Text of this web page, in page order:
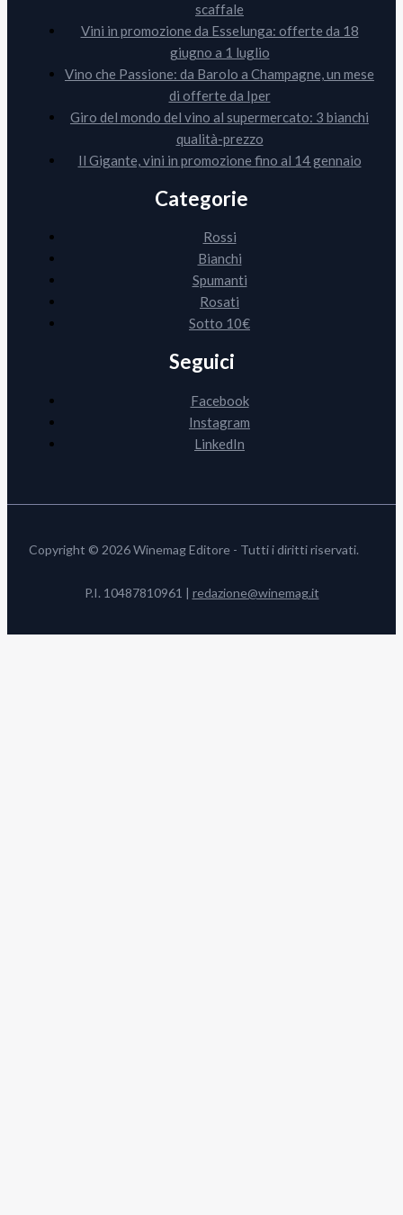
scaffale
Vini in promozione da Esselunga: offerte da 18
giugno a 1 luglio
Vino che Passione: da Barolo a Champagne, un mese
di offerte da Iper
Giro del mondo del vino al supermercato: 3 bianchi
qualità-prezzo
Il Gigante, vini in promozione fino al 14 gennaio
Categorie
Rossi
Bianchi
Spumanti
Rosati
Sotto 10€
Seguici
Facebook
Instagram
LinkedIn
Copyright © 2026 Winemag Editore - Tutti i diritti riservati.
P.I. 10487810961 | redazione@winemag.it